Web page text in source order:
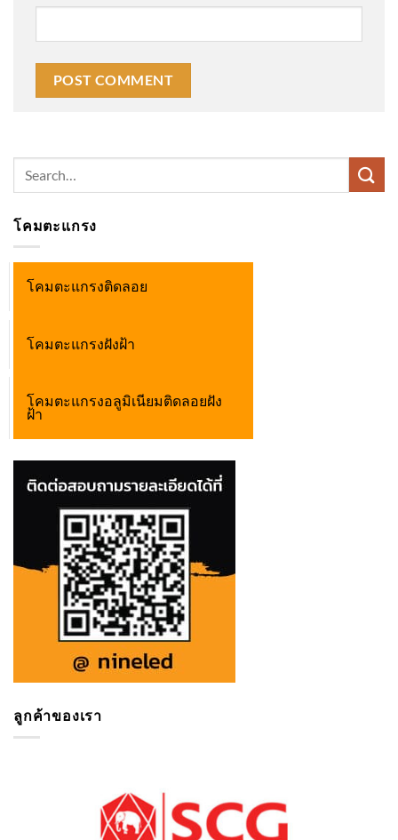
โคมตะแกรง
โคมตะแกรงติดลอย
โคมตะแกรงฝังฝ้า
โคมตะแกรงอลูมิเนียมติดลอยฝัง
ฝ้า
ลูกค้าของเรา